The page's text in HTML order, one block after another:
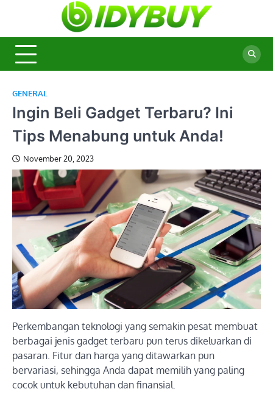
content
Informasi
GENERAL
Ingin Beli Gadget Terbaru? Ini
Tips Menabung untuk Anda!
November 20, 2023
Perkembangan teknologi yang semakin pesat membuat
berbagai jenis gadget terbaru pun terus dikeluarkan di
pasaran. Fitur dan harga yang ditawarkan pun
bervariasi, sehingga Anda dapat memilih yang paling
cocok untuk kebutuhan dan finansial.